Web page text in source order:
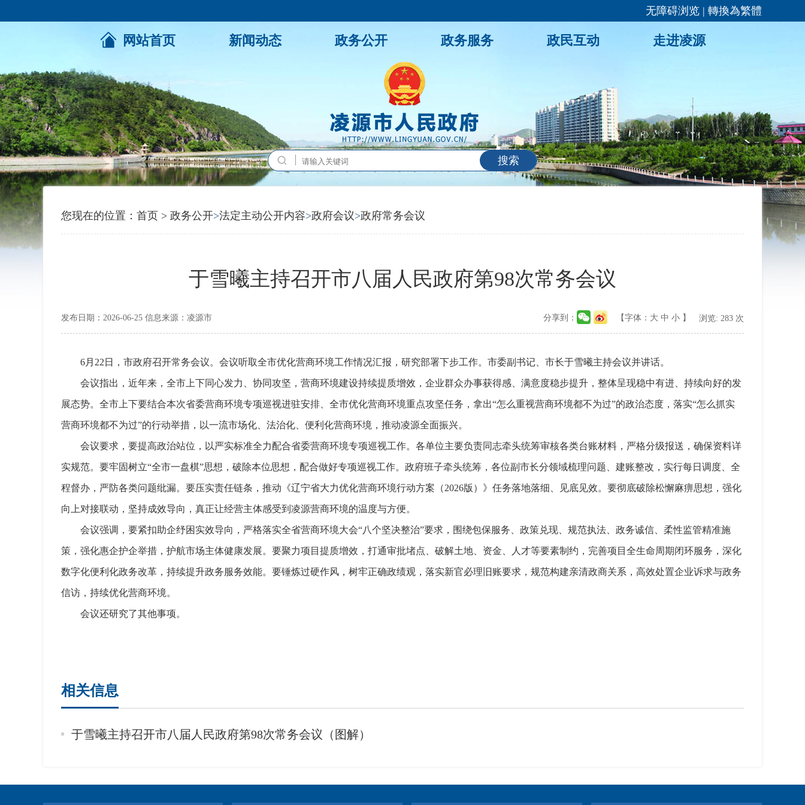
无障碍浏览 | 轉換為繁體
网站首页 新闻动态 政务公开 政务服务 政民互动 走进凌源
搜索
您现在的位置： 首页 > 政务公开>法定主动公开内容>政府会议>政府常务会议
于雪曦主持召开市八届人民政府第98次常务会议
发布日期：2026-06-25 信息来源：凌源市 【字体： 大 中 小 】 浏览: 283 次
分享到：
6月22日，市政府召开常务会议。会议听取全市优化营商环境工作情况汇报，研究部署下步工作。市委副书记、市长于雪曦主持会议并讲话。
会议指出，近年来，全市上下同心发力、协同攻坚，营商环境建设持续提质增效，企业群众办事获得感、满意度稳步提升，整体呈现稳中有进、持续向好的发
展态势。全市上下要结合本次省委营商环境专项巡视进驻安排、全市优化营商环境重点攻坚任务，拿出“怎么重视营商环境都不为过”的政治态度，落实“怎么抓实
营商环境都不为过”的行动举措，以一流市场化、法治化、便利化营商环境，推动凌源全面振兴。
会议要求，要提高政治站位，以严实标准全力配合省委营商环境专项巡视工作。各单位主要负责同志牵头统筹审核各类台账材料，严格分级报送，确保资料详
实规范。要牢固树立“全市一盘棋”思想，破除本位思想，配合做好专项巡视工作。政府班子牵头统筹，各位副市长分领域梳理问题、建账整改，实行每日调度、全
程督办，严防各类问题纰漏。要压实责任链条，推动《辽宁省大力优化营商环境行动方案（2026版）》任务落地落细、见底见效。要彻底破除松懈麻痹思想，强化
向上对接联动，坚持成效导向，真正让经营主体感受到凌源营商环境的温度与方便。
会议强调，要紧扣助企纾困实效导向，严格落实全省营商环境大会“八个坚决整治”要求，围绕包保服务、政策兑现、规范执法、政务诚信、柔性监管精准施
策，强化惠企护企举措，护航市场主体健康发展。要聚力项目提质增效，打通审批堵点、破解土地、资金、人才等要素制约，完善项目全生命周期闭环服务，深化
数字化便利化政务改革，持续提升政务服务效能。要锤炼过硬作风，树牢正确政绩观，落实新官必理旧账要求，规范构建亲清政商关系，高效处置企业诉求与政务
信访，持续优化营商环境。
会议还研究了其他事项。
相关信息
于雪曦主持召开市八届人民政府第98次常务会议（图解）